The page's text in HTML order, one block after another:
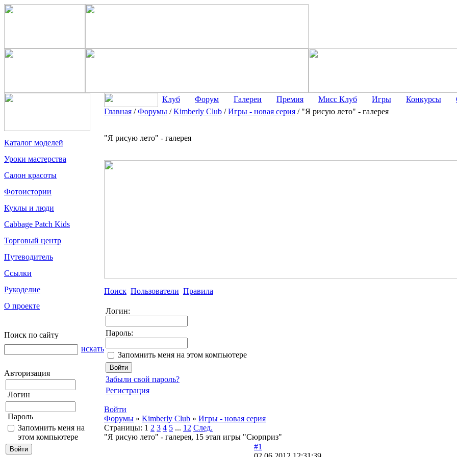
Каталог моделей
Уроки мастерства
Салон красоты
Фотоистории
Куклы и люди
Cabbage Patch Kids
Торговый центр
Путеводитель
Ссылки
Рукоделие
О проекте
Поиск по сайту
искать
Авторизация
Логин
Пароль
Запомнить меня на
этом компьютере
Клуб Форум Галереи Премия Мисс Клуб Игры Конкурсы
Главная /Форумы /Kimberly Club /Игры - новая серия / "Я рисую лето" - галерея
"Я рисую лето" - галерея
Поиск Пользователи Правила
Логин:
Пароль:
Запомнить меня на этом компьютере
Забыли свой пароль?
Регистрация
Войти
Форумы » Kimberly Club » Игры - новая серия
Страницы: 1 2 3 4 5 ... 12 След.
"Я рисую лето" - галерея, 15 этап игры "Сюрприз"
#1